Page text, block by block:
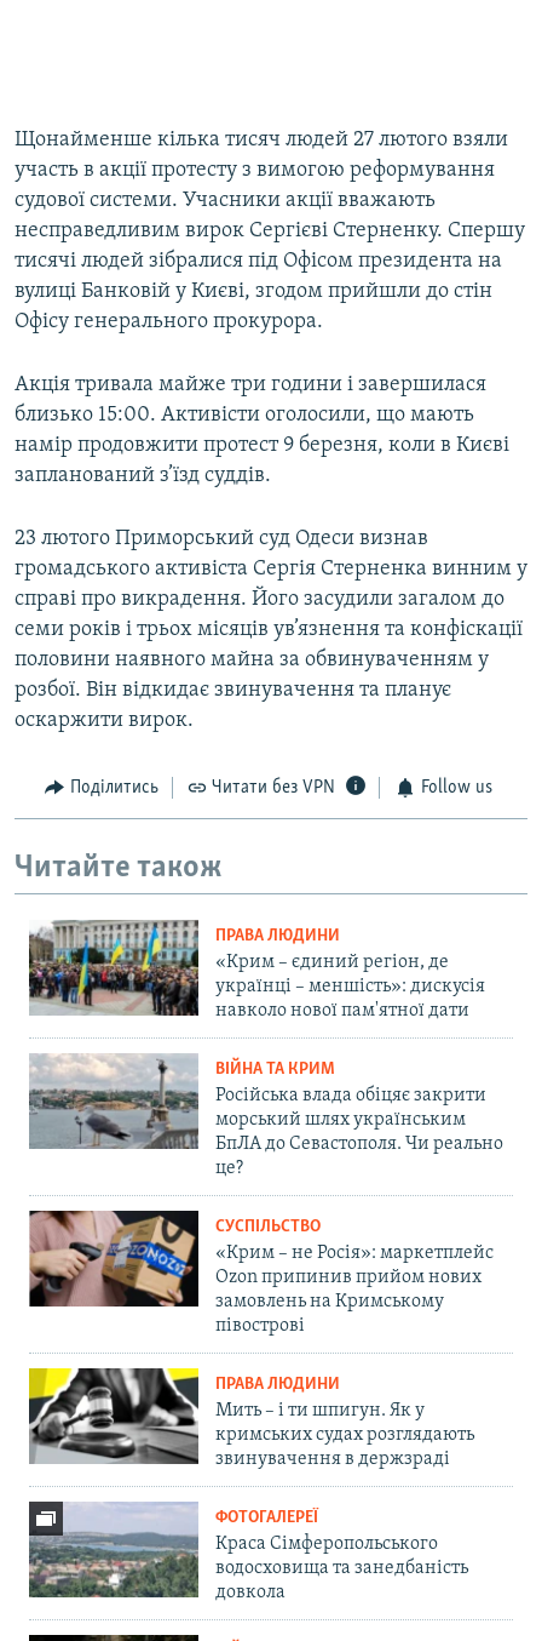
Щонайменше кілька тисяч людей 27 лютого взяли
участь в акції протесту з вимогою реформування
судової системи. Учасники акції вважають
несправедливим вирок Сергієві Стерненку. Спершу
тисячі людей зібралися під Офісом президента на
вулиці Банковій у Києві, згодом прийшли до стін
Офісу генерального прокурора.
Акція тривала майже три години і завершилася
близько 15:00. Активісти оголосили, що мають
намір продовжити протест 9 березня, коли в Києві
запланований з’їзд суддів.
23 лютого Приморський суд Одеси визнав
громадського активіста Сергія Стерненка винним у
справі про викрадення. Його засудили загалом до
семи років і трьох місяців ув’язнення та конфіскації
половини наявного майна за обвинуваченням у
розбої. Він відкидає звинувачення та планує
оскаржити вирок.
Поділитись Читати без VPN Follow us
Читайте також
ПРАВА ЛЮДИНИ
«Крим – єдиний регіон, де
українці – меншість»: дискусія
навколо нової пам'ятної дати
ВІЙНА ТА КРИМ
Російська влада обіцяє закрити
морський шлях українським
БпЛА до Севастополя. Чи реально
це?
СУСПІЛЬСТВО
«Крим – не Росія»: маркетплейс
Ozon припинив прийом нових
замовлень на Кримському
півострові
ПРАВА ЛЮДИНИ
Мить – і ти шпигун. Як у
кримських судах розглядають
звинувачення в держзраді
ФОТОГАЛЕРЕЇ
Краса Сімферопольського
водосховища та занедбаність
довкола